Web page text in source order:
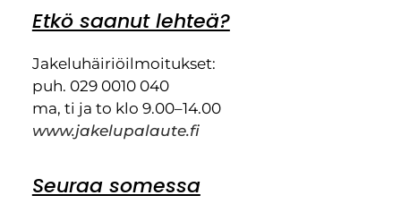
Etkö saanut lehteä?
Jakeluhäiriöilmoitukset:
puh. 029 0010 040
ma, ti ja to klo 9.00–14.00
www.jakelupalaute.fi
Seuraa somessa